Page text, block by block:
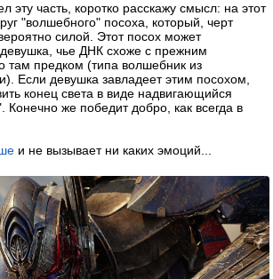
эту часть, коротко расскажу смысл: на этот
"волшебного" посоха, который, черт
силой. Этот посох может
девушка, чье ДНК схоже с прежним
там предком (типа волшебник из
Если девушка завладеет этим посохом,
конец света в виде надвигающийся
Конечно же победит добро, как всегда в
и не вызывает ни каких эмоций...